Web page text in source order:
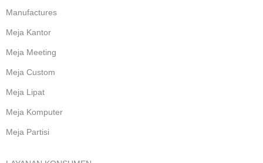
Manufactures
Meja Kantor
Meja Meeting
Meja Custom
Meja Lipat
Meja Komputer
Meja Partisi